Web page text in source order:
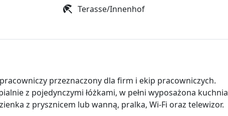
Terasse/Innenhof
przeznaczony dla firm i ekip pracowniczych.
z pojedynczymi łóżkami, w pełni wyposażona kuchnia
z prysznicem lub wanną, pralka, Wi-Fi oraz telewizor.